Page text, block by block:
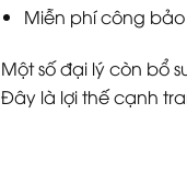
Miễn phí công
Một số đại lý còn bổ
Đây là lợi thế cạnh